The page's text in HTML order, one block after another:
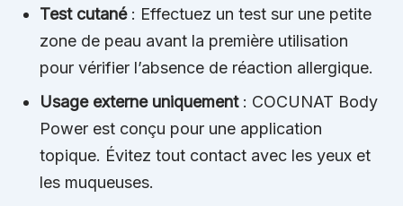
Test cutané: Effectuez un test sur une petite
zone de peau avant la première utilisation
pour vérifier l’absence de réaction allergique.
Usage externe uniquement: COCUNAT Body
Power est conçu pour une application
topique. Évitez tout contact avec les yeux et
les muqueuses.